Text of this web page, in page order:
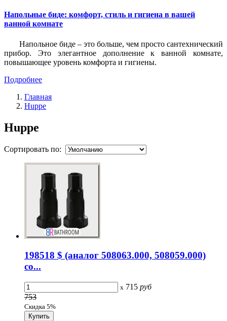
Напольные биде: комфорт, стиль и гигиена в вашей
ванной комнате
Напольное биде – это больше, чем просто сантехнический
прибор. Это элегантное дополнение к ванной комнате,
повышающее уровень комфорта и гигиены.
Подробнее
Главная
Huppe
Huppe
Сортировать по:
198518 $ (аналог 508063.000, 508059.000)
со...
x 715 руб
753
Скидка 5%